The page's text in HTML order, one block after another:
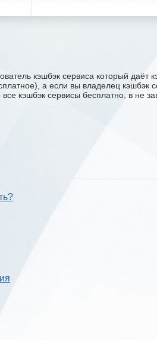
кэшбэк сервиса который даёт
а если вы владелец кэшбэк
кэшбэк сервисы бесплатно, в не